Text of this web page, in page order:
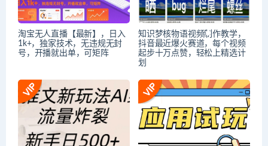
淘宝无人直播【最新】，日入
1k+，独家技术，无违规无封
号，开播就出单，可矩阵
知识梦核物语视频制作教学，
抖音最近爆火赛道，每个视频
起步十万点赞，轻松上精选计
划